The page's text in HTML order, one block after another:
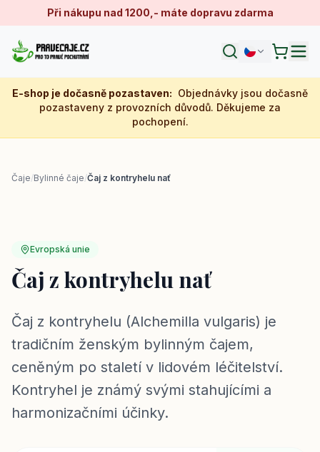
Při nákupu nad 1200,- máte dopravu zdarma
E-shop je dočasně pozastaven: Objednávky jsou dočasně
pozastaveny z provozních důvodů. Děkujeme za
pochopení.
Čaje/Bylinné čaje/Čaj z kontryhelu nať
Evropská unie
Čaj z kontryhelu nať
Čaj z kontryhelu (Alchemilla vulgaris) je
tradičním ženským bylinným čajem,
ceněným po staletí v lidovém léčitelství.
Kontryhel je známý svými stahujícími a
harmonizačními účinky.